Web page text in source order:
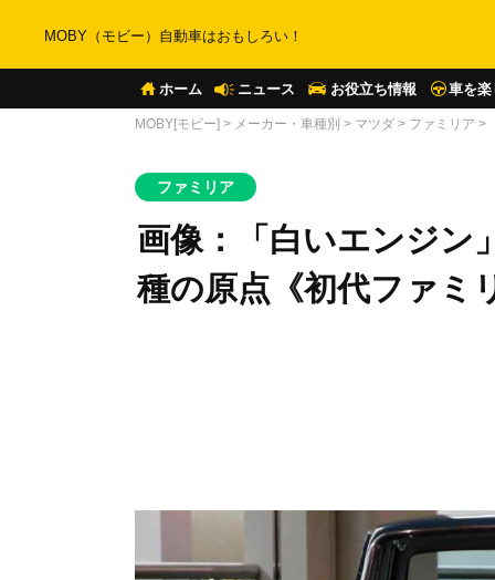
MOBY（モビー）自動車はおもしろい！
ホーム ニュース お役立ち情報 車を楽
MOBY[モビー] > メーカー・車種別 > マツダ > ファミリア >
ファミリア
画像：「白いエンジン
種の原点《初代ファミ